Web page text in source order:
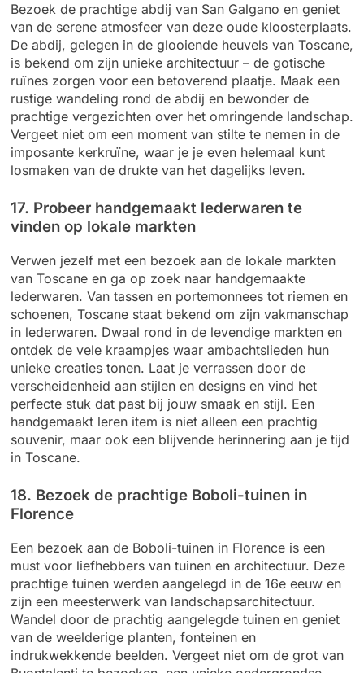
Bezoek de prachtige abdij van San Galgano en geniet
van de serene atmosfeer van deze oude kloosterplaats.
De abdij, gelegen in de glooiende heuvels van Toscane,
is bekend om zijn unieke architectuur – de gotische
ruïnes zorgen voor een betoverend plaatje. Maak een
rustige wandeling rond de abdij en bewonder de
prachtige vergezichten over het omringende landschap.
Vergeet niet om een moment van stilte te nemen in de
imposante kerkruïne, waar je je even helemaal kunt
losmaken van de drukte van het dagelijks leven.
17. Probeer handgemaakt lederwaren te
vinden op lokale markten
Verwen jezelf met een bezoek aan de lokale markten
van Toscane en ga op zoek naar handgemaakte
lederwaren. Van tassen en portemonnees tot riemen en
schoenen, Toscane staat bekend om zijn vakmanschap
in lederwaren. Dwaal rond in de levendige markten en
ontdek de vele kraampjes waar ambachtslieden hun
unieke creaties tonen. Laat je verrassen door de
verscheidenheid aan stijlen en designs en vind het
perfecte stuk dat past bij jouw smaak en stijl. Een
handgemaakt leren item is niet alleen een prachtig
souvenir, maar ook een blijvende herinnering aan je tijd
in Toscane.
18. Bezoek de prachtige Boboli-tuinen in
Florence
Een bezoek aan de Boboli-tuinen in Florence is een
must voor liefhebbers van tuinen en architectuur. Deze
prachtige tuinen werden aangelegd in de 16e eeuw en
zijn een meesterwerk van landschapsarchitectuur.
Wandel door de prachtig aangelegde tuinen en geniet
van de weelderige planten, fonteinen en
indrukwekkende beelden. Vergeet niet om de grot van